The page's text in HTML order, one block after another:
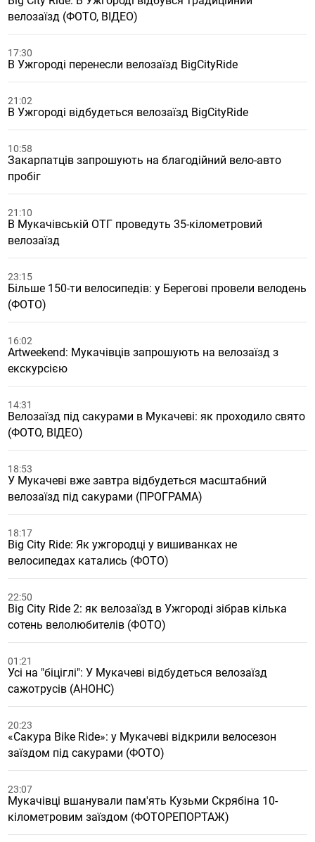
велозаїзд (ФОТО, ВІДЕО)
17:30
В Ужгороді перенесли велозаїзд BigCityRide
21:02
В Ужгороді відбудеться велозаїзд BigCityRide
10:58
Закарпатців запрошують на благодійний вело-авто
пробіг
21:10
В Мукачівській ОТГ проведуть 35-кілометровий
велозаїзд
23:15
Більше 150-ти велосипедів: у Берегові провели велодень
(ФОТО)
16:02
Artweekend: Мукачівців запрошують на велозаїзд з
екскурсією
14:31
Велозаїзд під сакурами в Мукачеві: як проходило свято
(ФОТО, ВІДЕО)
18:53
У Мукачеві вже завтра відбудеться масштабний
велозаїзд під сакурами (ПРОГРАМА)
18:17
Big City Ride: Як ужгородці у вишиванках не
велосипедах катались (ФОТО)
22:50
Big City Ride 2: як велозаїзд в Ужгороді зібрав кілька
сотень велолюбителів (ФОТО)
01:21
Усі на "біціглі": У Мукачеві відбудеться велозаїзд
сажотрусів (АНОНС)
20:23
«Сакура Bike Ride»: у Мукачеві відкрили велосезон
заїздом під сакурами (ФОТО)
23:07
Мукачівці вшанували пам'ять Кузьми Скрябіна 10-
кілометровим заїздом (ФОТОРЕПОРТАЖ)